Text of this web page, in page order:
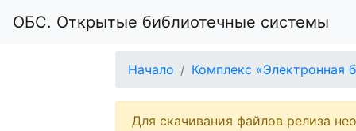
ОБС. Открытые библиотечные системы
Начало Комплекс «Электронная
Для скачивания файлов релиза